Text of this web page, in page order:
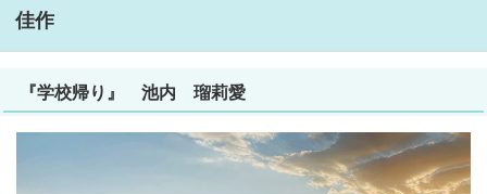
佳作
『学校帰り』 池内 瑠莉愛